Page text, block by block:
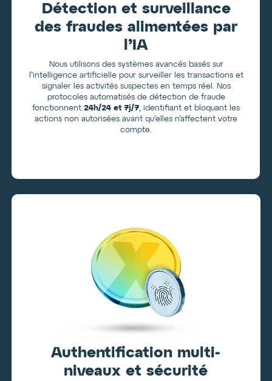
Détection et surveillance
des fraudes alimentées par
l’IA
Nous utilisons des systèmes avancés basés sur
l’intelligence artificielle pour surveiller les transactions et
signaler les activités suspectes en temps réel. Nos
protocoles automatisés de détection de fraude
fonctionnent 24h/24 et 7j/7, identifiant et bloquant les
actions non autorisées avant qu’elles n’affectent votre
compte.
Authentification multi-
niveaux et sécurité